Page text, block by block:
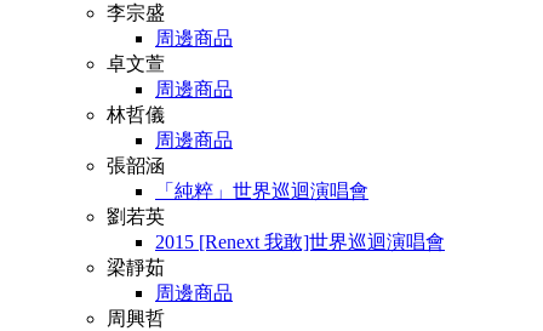
李宗盛
周邊商品
卓文萱
周邊商品
林哲儀
周邊商品
張韶涵
「純粹」世界巡迴演唱會
劉若英
2015 [Renext 我敢]世界巡迴演唱會
梁靜茹
周邊商品
周興哲